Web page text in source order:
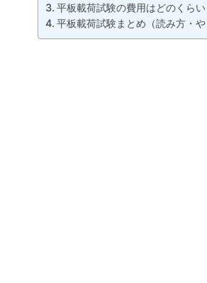
平板載荷試験の費用はどのくらい
平板載荷試験まとめ（読み方・や